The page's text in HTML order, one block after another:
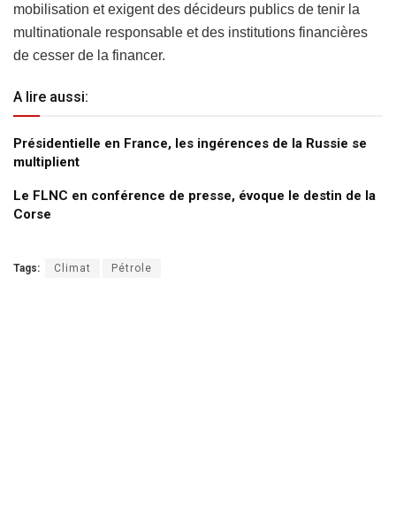
mobilisation et exigent des décideurs publics de tenir la
multinationale responsable et des institutions financières
de cesser de la financer.
A lire aussi:
Présidentielle en France, les ingérences de la Russie se
multiplient
Le FLNC en conférence de presse, évoque le destin de la
Corse
Tags: Climat Pétrole